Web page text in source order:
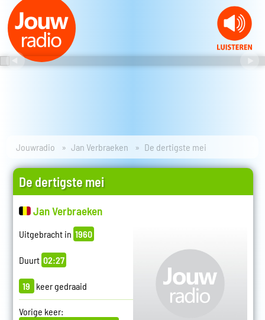
Jouwradio Jan Verbraeken De dertigste mei
De dertigste mei
Jan Verbraeken
Uitgebracht in 1960
Duurt 02:27
19 keer gedraaid
Vorige keer: